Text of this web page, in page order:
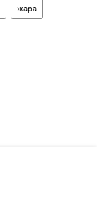
жара